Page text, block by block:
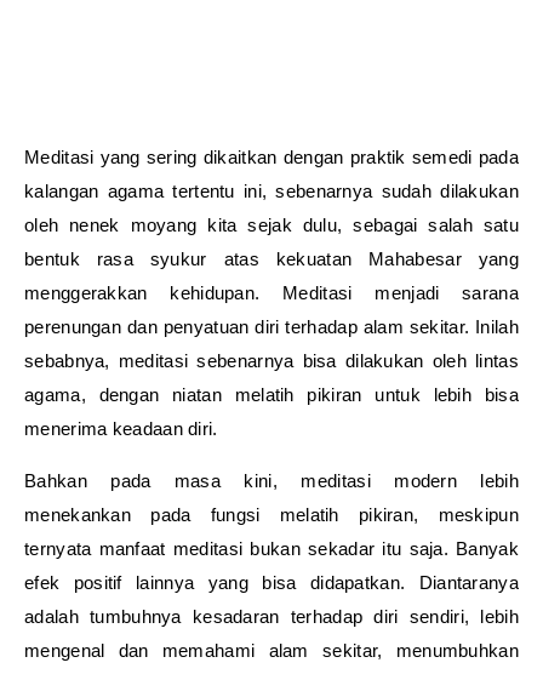
Meditasi yang sering dikaitkan dengan praktik semedi pada
kalangan agama tertentu ini, sebenarnya sudah dilakukan
oleh nenek moyang kita sejak dulu, sebagai salah satu
bentuk rasa syukur atas kekuatan Mahabesar yang
menggerakkan kehidupan. Meditasi menjadi sarana
perenungan dan penyatuan diri terhadap alam sekitar. Inilah
sebabnya, meditasi sebenarnya bisa dilakukan oleh lintas
agama, dengan niatan melatih pikiran untuk lebih bisa
menerima keadaan diri.
Bahkan pada masa kini, meditasi modern lebih
menekankan pada fungsi melatih pikiran, meskipun
ternyata manfaat meditasi bukan sekadar itu saja. Banyak
efek positif lainnya yang bisa didapatkan. Diantaranya
adalah tumbuhnya kesadaran terhadap diri sendiri, lebih
mengenal dan memahami alam sekitar, menumbuhkan